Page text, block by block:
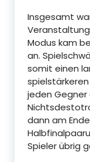
Insgesamt
Modus kam
an.
somit einen
jeden Gegner
dann am
Spieler übrig